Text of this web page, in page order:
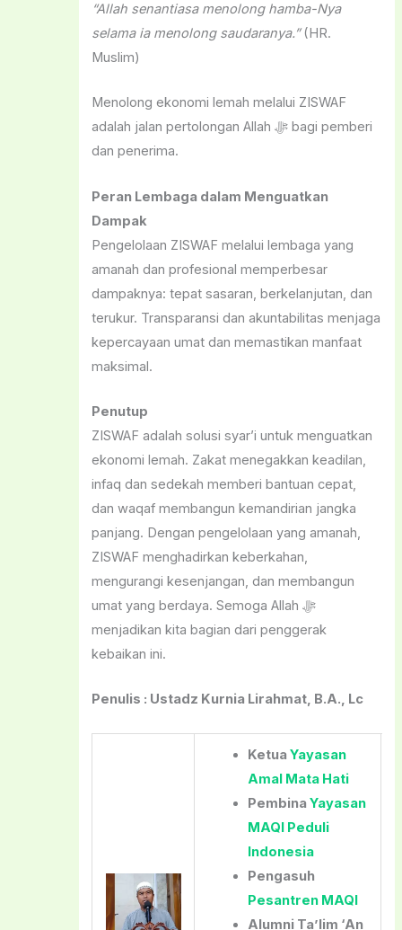
“Allah senantiasa menolong hamba-Nya
selama ia menolong saudaranya.”(HR.
Muslim)
Menolong ekonomi lemah melalui ZISWAF
adalah jalan pertolongan Allah ﷻ bagi pemberi
dan penerima.
Peran Lembaga dalam Menguatkan
Dampak
Pengelolaan ZISWAF melalui lembaga yang
amanah dan profesional memperbesar
dampaknya: tepat sasaran, berkelanjutan, dan
terukur. Transparansi dan akuntabilitas menjaga
kepercayaan umat dan memastikan manfaat
maksimal.
Penutup
ZISWAF adalah solusi syar’i untuk menguatkan
ekonomi lemah. Zakat menegakkan keadilan,
infaq dan sedekah memberi bantuan cepat,
dan waqaf membangun kemandirian jangka
panjang. Dengan pengelolaan yang amanah,
ZISWAF menghadirkan keberkahan,
mengurangi kesenjangan, dan membangun
umat yang berdaya. Semoga Allah ﷻ
menjadikan kita bagian dari penggerak
kebaikan ini.
Penulis : Ustadz Kurnia Lirahmat, B.A., Lc
Ketua Yayasan
Amal Mata Hati
Pembina Yayasan
MAQI Peduli
Indonesia
Pengasuh
Pesantren MAQI
Alumni Ta’lim ‘An